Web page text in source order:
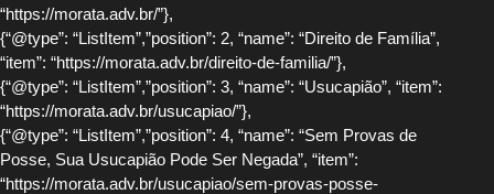
“https://morata.adv.br/”},
{“@type”: “ListItem”,”position”: 2, “name”: “Direito de Família”,
“item”: “https://morata.adv.br/direito-de-familia/”},
{“@type”: “ListItem”,”position”: 3, “name”: “Usucapião”, “item”:
“https://morata.adv.br/usucapiao/”},
{“@type”: “ListItem”,”position”: 4, “name”: “Sem Provas de
Posse, Sua Usucapião Pode Ser Negada”, “item”:
“https://morata.adv.br/usucapiao/sem-provas-posse-